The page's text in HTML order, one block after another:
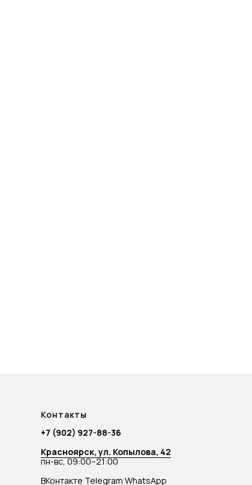
Контакты
+7 (902) 927-88-36
Красноярск, ул. Копылова, 42
пн-вс, 09:00–21:00
ВКонтакте Telegram WhatsApp